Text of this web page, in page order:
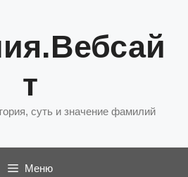
т
суть и значение фамилий
Меню